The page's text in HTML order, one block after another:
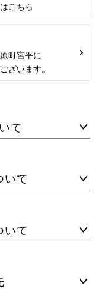
こちら
町宮平に
ざいます。
て
いて
いて